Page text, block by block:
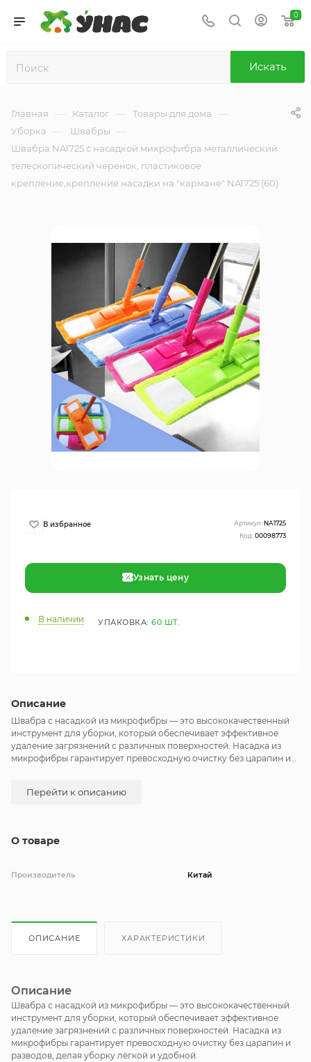
0
Искать
Главная — Каталог — Товары для дома —
Уборка — Швабры —
Швабра NA1725 с насадкой микрофибра металлический
телескопический черенок, пластиковое
крепление,крепление насадки на "кармане" NA1725 (60)
Описание
Швабра с насадкой из микрофибры — это высококачественный
инструмент для уборки, который обеспечивает эффективное
удаление загрязнений с различных поверхностей. Насадка из
микрофибры гарантирует превосходную очистку без царапин и
Перейти к описанию
О товаре
Производитель Китай
Артикул: NA1725
Код:00098773
Узнать цену
В наличии УПАКОВКА: 60 ШТ.
ОПИСАНИЕ ХАРАКТЕРИСТИКИ
Описание
Швабра с насадкой из микрофибры — это высококачественный
инструмент для уборки, который обеспечивает эффективное
удаление загрязнений с различных поверхностей. Насадка из
микрофибры гарантирует превосходную очистку без царапин и
разводов, делая уборку лёгкой и удобной.